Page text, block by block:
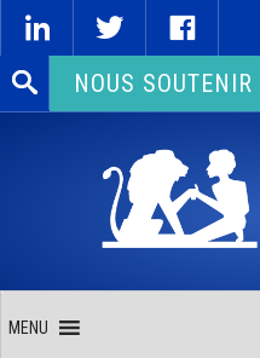
Rechercher :NOUS SOUTENIR
MENU